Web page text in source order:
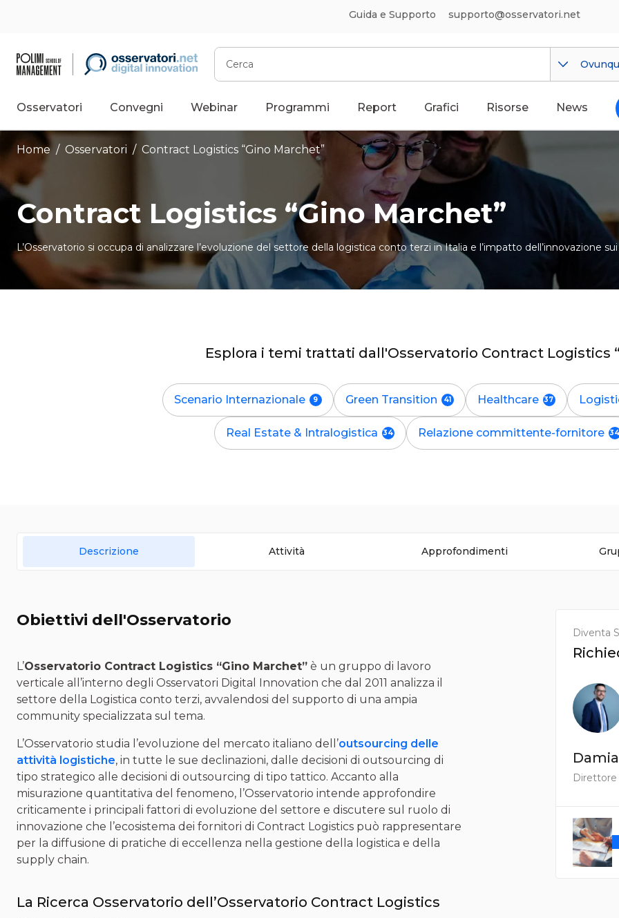
Guida e Supporto supporto@osservatori.net
Cerca
Osservatori Convegni Webinar Programmi Report Grafici Risorse News
Home/ Osservatori / Contract Logistics “Gino Marchet”
Contract Logistics “Gino Marchet”
L’Osservatorio si occupa di analizzare l’evoluzione del settore della logistica conto terzi in Italia e l’impatto dell’innovazione
Esplora i temi trattati dall'Osservatorio Contract Logistics
Scenario Internazionale Green Transition Healthcare
Real Estate & Intralogistica Relazione committente-fornitore
Descrizione Attività Approfondimenti
Obiettivi dell'Osservatorio
L’Osservatorio Contract Logistics “Gino Marchet” è un gruppo di lavoro
verticale all’interno degli Osservatori Digital Innovation che dal 2011 analizza il
settore della Logistica conto terzi, avvalendosi del supporto di una ampia
community specializzata sul tema.
L’Osservatorio studia l’evoluzione del mercato italiano dell’outsourcing delle
attività logistiche, in tutte le sue declinazioni, dalle decisioni di outsourcing di
tipo strategico alle decisioni di outsourcing di tipo tattico. Accanto alla
misurazione quantitativa del fenomeno, l’Osservatorio intende approfondire
criticamente i principali fattori di evoluzione del settore e discutere sul ruolo di
innovazione che l’ecosistema dei fornitori di Contract Logistics può rappresentare
per la diffusione di pratiche di eccellenza nella gestione della logistica e della
supply chain.
La Ricerca Osservatorio dell’Osservatorio Contract Logistics
Diventa
Direttore